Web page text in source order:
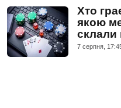
Хто
якою
склали
7 серпня,